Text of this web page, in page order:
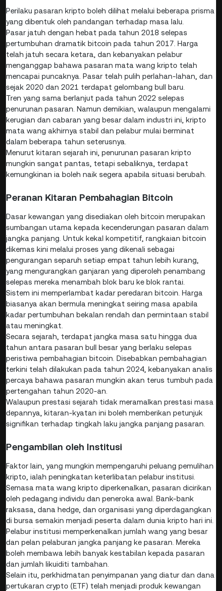
Perilaku pasaran kripto boleh dilihat melalui beberapa prisma
yang dibentuk oleh pandangan terhadap masa lalu.
Pasar jatuh dengan hebat pada tahun 2018 selepas
pertumbuhan dramatik bitcoin pada tahun 2017. Harga
telah jatuh secara ketara, dan kebanyakan pelabur
menganggap bahawa pasaran mata wang kripto telah
mencapai puncaknya. Pasar telah pulih perlahan-lahan, dan
sejak 2020 dan 2021 terdapat gelombang bull baru.
Tren yang sama berlanjut pada tahun 2022 selepas
penurunan pasaran. Namun demikian, walaupun mengalami
kerugian dan cabaran yang besar dalam industri ini, kripto
mata wang akhirnya stabil dan pelabur mulai berminat
dalam beberapa tahun seterusnya.
Menurut kitaran sejarah ini, penurunan pasaran kripto
mungkin sangat pantas, tetapi sebaliknya, terdapat
kemungkinan ia boleh naik segera apabila situasi berubah.
Peranan Kitaran Pembahagian Bitcoin
Dasar kewangan yang disediakan oleh bitcoin merupakan
sumbangan utama kepada kecenderungan pasaran dalam
jangka panjang. Untuk kekal kompetitif, rangkaian bitcoin
dikemas kini melalui proses yang dikenali sebagai
pengurangan separuh setiap empat tahun lebih kurang,
yang mengurangkan ganjaran yang diperoleh penambang
selepas mereka menambah blok baru ke blok rantai.
Sistem ini memperlambat kadar peredaran bitcoin. Harga
biasanya akan bermula meningkat seiring masa apabila
kadar pertumbuhan bekalan rendah dan permintaan stabil
atau meningkat.
Secara sejarah, terdapat jangka masa satu hingga dua
tahun antara pasaran bull besar yang berlaku selepas
peristiwa pembahagian bitcoin. Disebabkan pembahagian
terkini telah dilakukan pada tahun 2024, kebanyakan analis
percaya bahawa pasaran mungkin akan terus tumbuh pada
pertengahan tahun 2020-an.
Walaupun prestasi sejarah tidak meramalkan prestasi masa
depannya, kitaran-kyatan ini boleh memberikan petunjuk
signifikan terhadap tingkah laku jangka panjang pasaran.
Pengambilan oleh Institusi
Faktor lain, yang mungkin mempengaruhi peluang pemulihan
kripto, ialah peningkatan keterlibatan pelabur institusi.
Semasa mata wang kripto diperkenalkan, pasaran dicirikan
oleh pedagang individu dan peneroka awal. Bank-bank
raksasa, dana hedge, dan organisasi yang diperdagangkan
di bursa semakin menjadi peserta dalam dunia kripto hari ini.
Pelabur institusi memperkenalkan jumlah wang yang besar
dan pelan pelaburan jangka panjang ke pasaran. Mereka
boleh membawa lebih banyak kestabilan kepada pasaran
dan jumlah likuiditi tambahan.
Selain itu, perkhidmatan penyimpanan yang diatur dan dana
pertukaran crypto (ETF) telah menjadi produk kewangan